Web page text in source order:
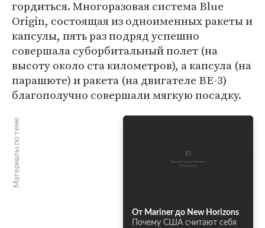
гордиться. Многоразовая система Blue
Origin, состоящая из одноименных ракеты и
капсулы, пять раз подряд успешно
совершала суборбитальный полет (на
высоту около ста километров), а капсула (на
парашюте) и ракета (на двигателе BE-3)
благополучно совершали мягкую посадку.
Материалы по теме
От Mariner до New Horizons
Почему США считают себя